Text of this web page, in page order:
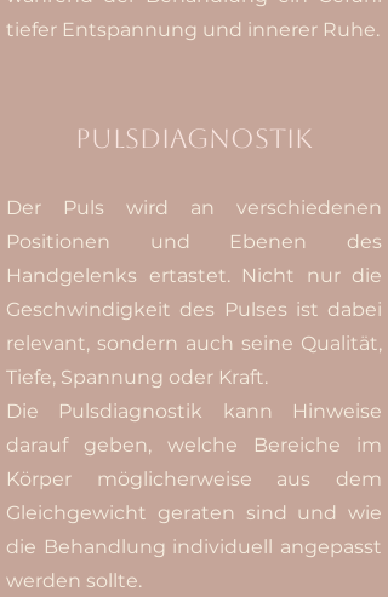
tiefer Entspannung und innerer Ruhe.
Pulsdiagnostik
Der Puls wird an verschiedenen
Positionen und Ebenen des
Handgelenks ertastet. Nicht nur die
Geschwindigkeit des Pulses ist dabei
relevant, sondern auch seine Qualität,
Tiefe, Spannung oder Kraft.
Die Pulsdiagnostik kann Hinweise
darauf geben, welche Bereiche im
Körper möglicherweise aus dem
Gleichgewicht geraten sind und wie
die Behandlung individuell angepasst
werden sollte.